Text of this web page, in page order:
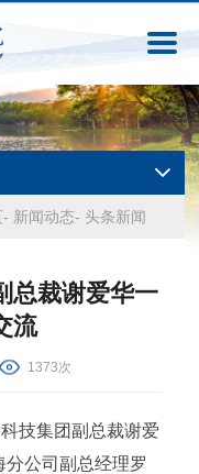
- 新闻动态- 头条新闻
总裁谢爱华一
流
1373次
技集团副总裁谢爱
公司副总经理罗